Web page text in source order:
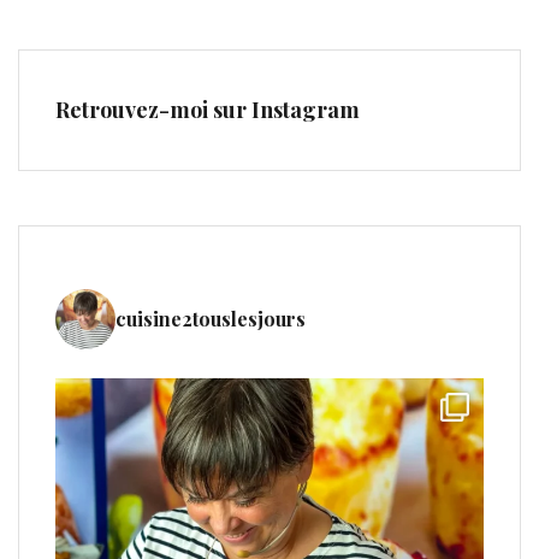
Retrouvez-moi sur Instagram
cuisine2touslesjours